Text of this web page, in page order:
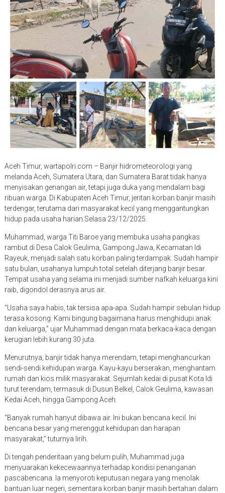
Aceh Timur, wartapolri.com – Banjir hidrometeorologi yang
melanda Aceh, Sumatera Utara, dan Sumatera Barat tidak hanya
menyisakan genangan air, tetapi juga duka yang mendalam bagi
ribuan warga. Di Kabupaten Aceh Timur, jeritan korban banjir masih
terdengar, terutama dari masyarakat kecil yang menggantungkan
hidup pada usaha harian.Selasa 23/12/2025.
Muhammad, warga Titi Baroe yang membuka usaha pangkas
rambut di Desa Calok Geulima, Gampong Jawa, Kecamatan Idi
Rayeuk, menjadi salah satu korban paling terdampak. Sudah hampir
satu bulan, usahanya lumpuh total setelah diterjang banjir besar.
Tempat usaha yang selama ini menjadi sumber nafkah keluarga kini
raib, digondol derasnya arus air.
“Usaha saya habis, tak tersisa apa-apa. Sudah hampir sebulan hidup
terasa kosong. Kami bingung bagaimana harus menghidupi anak
dan keluarga,” ujar Muhammad dengan mata berkaca-kaca dengan
kerugian lebih kurang 30 juta.
Menurutnya, banjir tidak hanya merendam, tetapi menghancurkan
sendi-sendi kehidupan warga. Kayu-kayu berserakan, menghantam
rumah dan kios milik masyarakat. Sejumlah kedai di pusat Kota Idi
turut terendam, termasuk di Dusun Belkel, Calok Geulima, kawasan
Kedai Aceh, hingga Gampong Aceh.
“Banyak rumah hanyut dibawa air. Ini bukan bencana kecil. Ini
bencana besar yang merenggut kehidupan dan harapan
masyarakat,” tuturnya lirih.
Di tengah penderitaan yang belum pulih, Muhammad juga
menyuarakan kekecewaannya terhadap kondisi penanganan
pascabencana. Ia menyoroti keputusan negara yang menolak
bantuan luar negeri, sementara korban banjir masih bertahan dalam